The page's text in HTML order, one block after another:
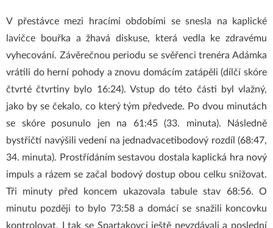
V přestávce mezi hracími obdobími se snesla na kaplické
lavičce bouřka a žhavá diskuse, která vedla ke zdravému
vyhecování. Závěrečnou periodu se svěřenci trenéra Adámka
vrátili do herní pohody a znovu domácím zatápěli (dílčí skóre
čtvrté čtvrtiny bylo 16:24). Vstup do této části byl vlažný,
jako by se čekalo, co který tým předvede. Po dvou minutách
se skóre posunulo jen na 61:45 (33. minuta). Následně
bystřičtí navýšili vedení na jednadvacetibodový rozdíl (68:47,
34. minuta). Prostřídáním sestavou dostala kaplická hra nový
impuls a rázem se začal bodový dostup obou celku snižovat.
Tři minuty před koncem ukazovala tabule stav 68:56. O
minutu později to bylo 73:58 a domácí se snažili koncovku
kontrolovat. I tak se Spartakovci ještě nevzdávali a poslední